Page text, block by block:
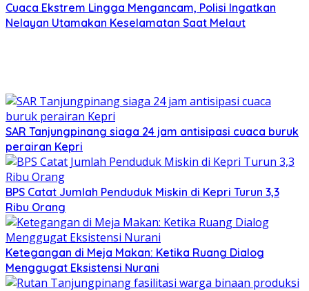
Cuaca Ekstrem Lingga Mengancam, Polisi Ingatkan
Nelayan Utamakan Keselamatan Saat Melaut
SAR Tanjungpinang siaga 24 jam antisipasi cuaca buruk
perairan Kepri
BPS Catat Jumlah Penduduk Miskin di Kepri Turun 3,3
Ribu Orang
Ketegangan di Meja Makan: Ketika Ruang Dialog
Menggugat Eksistensi Nurani